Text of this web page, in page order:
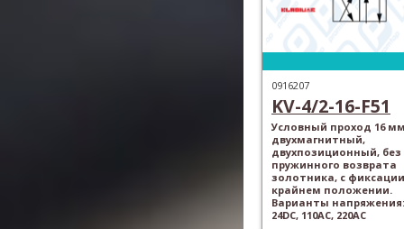
0916207
KV-4/2-16-F51
Условный проход 16
двухмагнитный,
двухпозиционный, без
пружинного возврата
золотника, с
крайнем положении.
Варианты напряжения:
24DC, 110AC, 220AC